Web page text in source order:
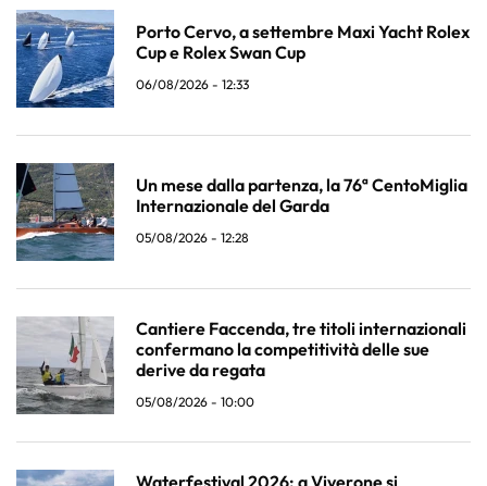
Porto Cervo, a settembre Maxi Yacht Rolex
Cup e Rolex Swan Cup
06/08/2026 - 12:33
Un mese dalla partenza, la 76ª CentoMiglia
Internazionale del Garda
05/08/2026 - 12:28
Cantiere Faccenda, tre titoli internazionali
confermano la competitività delle sue
derive da regata
05/08/2026 - 10:00
Waterfestival 2026: a Viverone si